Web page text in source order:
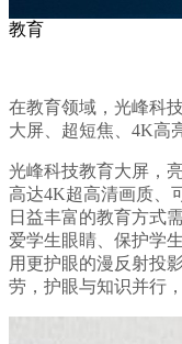
教育
在教育领域，光峰科
大屏、超短焦、4K高
光峰科技教育大屏，
高达4K超高清画质、
日益丰富的教育方式
爱学生眼睛、保护学
用更护眼的漫反射投
劳，护眼与知识并行